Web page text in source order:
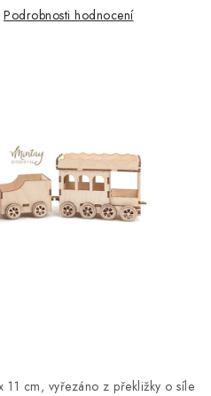
11 cm, vyřezáno z překližky o síle
Podrobnosti hodnocení